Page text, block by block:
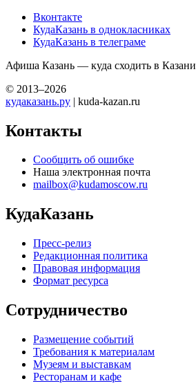
Вконтакте
КудаКазань в однокласниках
КудаКазань в телеграме
Афиша Казань — куда сходить в Казани
© 2013–2026
кудаказань.ру | kuda-kazan.ru
Контакты
Сообщить об ошибке
Наша электронная почта
mailbox@kudamoscow.ru
КудаКазань
Пресс-релиз
Редакционная политика
Правовая информация
Формат ресурса
Сотрудничество
Размещение событий
Требования к материалам
Музеям и выставкам
Ресторанам и кафе